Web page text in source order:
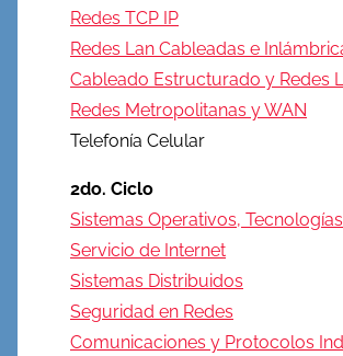
Redes TCP IP
Redes Lan Cableadas e
Cableado Estructurado y Redes
Redes Metropolitanas y WAN
Telefonía Celular
2do. Ciclo
Sistemas Operativos,
Servicio de Internet
Sistemas Distribuidos
Seguridad en Redes
Comunicaciones y Protocolos